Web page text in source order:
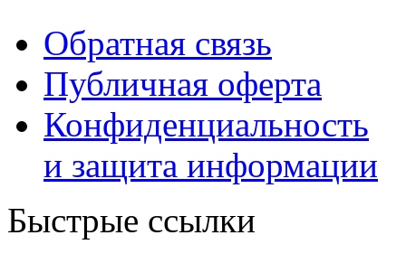
Обратная связь
Публичная оферта
Конфиденциальность
и защита информации
Быстрые ссылки